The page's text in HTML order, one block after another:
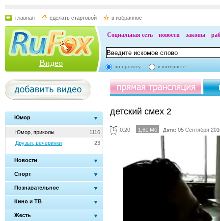
главная сделать стартовой в избранное
Видео
Социальная сеть новости законы
по проекту в интернете
Юмор
1116
Юмор, приколы
23
Друзья, вечеринки
Новости
Спорт
Познавательное
Кино и ТВ
Жесть
детский смех 2
0:20 1,61 Мб Дата: 05 Сентября